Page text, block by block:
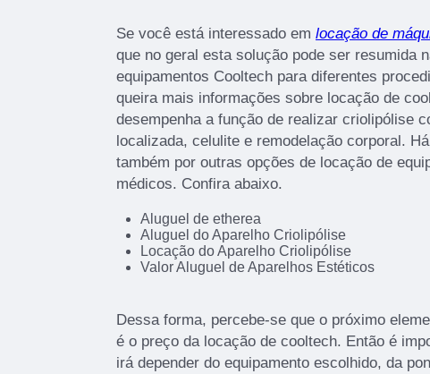
Se você está interessado em locação de
que no geral esta solução pode ser resumida
equipamentos Cooltech para diferentes
queira mais informações sobre locação de
desempenha a função de realizar criolipólise
localizada, celulite e remodelação corporal.
também por outras opções de locação de
médicos. Confira abaixo.
Aluguel de etherea
Aluguel do Aparelho Criolipólise
Locação do Aparelho Criolipólise
Valor Aluguel de Aparelhos Estéticos
Dessa forma, percebe-se que o próximo
é o preço da locação de cooltech. Então é
irá depender do equipamento escolhido, da